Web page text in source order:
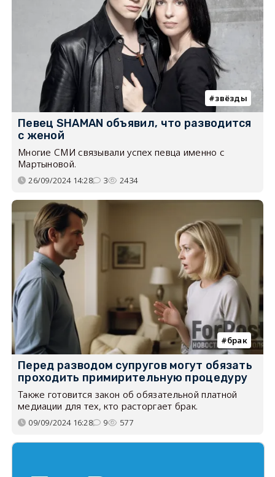
звёзды
Певец SHAMAN объявил, что разводится
с женой
Многие СМИ связывали успех певца именно с
Мартыновой.
26/09/2024 14:28 3 2434
брак
Перед разводом супругов могут обязать
проходить примирительную процедуру
Также готовится закон об обязательной платной
медиации для тех, кто расторгает брак.
09/09/2024 16:28 9 577